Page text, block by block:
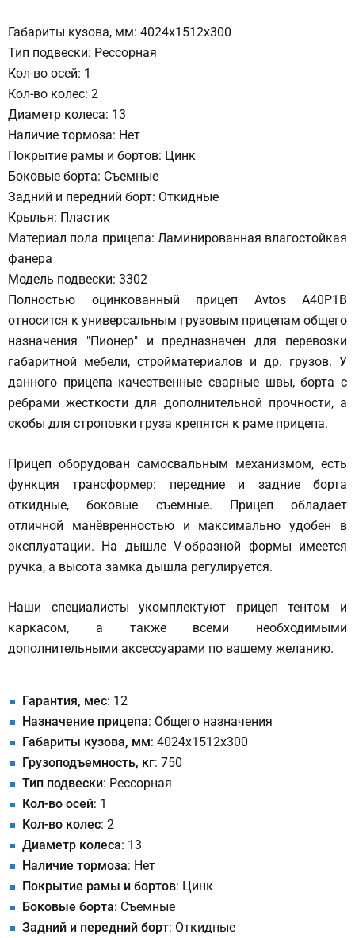
Габариты кузова, мм: 4024х1512х300
Тип подвески: Рессорная
Кол-во осей: 1
Кол-во колес: 2
Диаметр колеса: 13
Наличие тормоза: Нет
Покрытие рамы и бортов: Цинк
Боковые борта: Съемные
Задний и передний борт: Откидные
Крылья: Пластик
Материал пола прицепа: Ламинированная влагостойкая
фанера
Модель подвески: 3302
Полностью оцинкованный прицеп Avtos A40P1B
относится к универсальным грузовым прицепам общего
назначения "Пионер" и предназначен для перевозки
габаритной мебели, стройматериалов и др. грузов. У
данного прицепа качественные сварные швы, борта с
ребрами жесткости для дополнительной прочности, а
скобы для строповки груза крепятся к раме прицепа.
Прицеп оборудован самосвальным механизмом, есть
функция трансформер: передние и задние борта
откидные, боковые съемные. Прицеп обладает
отличной манёвренностью и максимально удобен в
эксплуатации. На дышле V-образной формы имеется
ручка, а высота замка дышла регулируется.
Наши специалисты укомплектуют прицеп тентом и
каркасом, а также всеми необходимыми
дополнительными аксессуарами по вашему желанию.
Гарантия, мес: 12
Назначение прицепа: Общего назначения
Габариты кузова, мм: 4024х1512х300
Грузоподъемность, кг: 750
Тип подвески: Рессорная
Кол-во осей: 1
Кол-во колес: 2
Диаметр колеса: 13
Наличие тормоза: Нет
Покрытие рамы и бортов: Цинк
Боковые борта: Съемные
Задний и передний борт: Откидные